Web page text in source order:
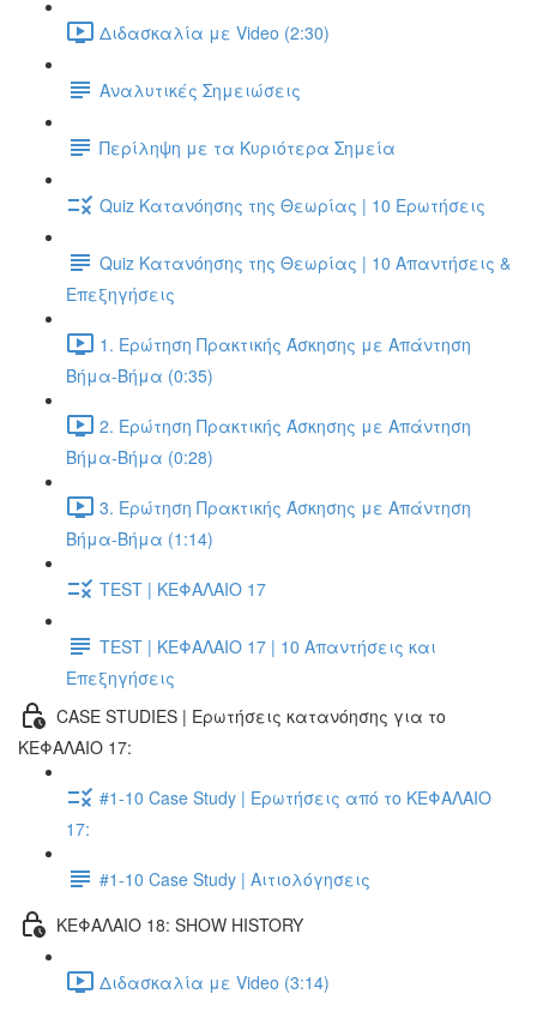
Διδασκαλία με Video (2:30)
Αναλυτικές Σημειώσεις
Περίληψη με τα Κυριότερα Σημεία
Quiz Κατανόησης της Θεωρίας | 10 Ερωτήσεις
Quiz Κατανόησης της Θεωρίας | 10 Απαντήσεις &
Επεξηγήσεις
1. Ερώτηση Πρακτικής Άσκησης με Απάντηση
Βήμα-Βήμα (0:35)
2. Ερώτηση Πρακτικής Άσκησης με Απάντηση
Βήμα-Βήμα (0:28)
3. Ερώτηση Πρακτικής Άσκησης με Απάντηση
Βήμα-Βήμα (1:14)
TEST | ΚΕΦΑΛΑΙΟ 17
TEST | ΚΕΦΑΛΑΙΟ 17 | 10 Απαντήσεις και
Επεξηγήσεις
CASE STUDIES | Ερωτήσεις κατανόησης για το
ΚΕΦΑΛΑΙΟ 17:
#1-10 Case Study | Ερωτήσεις από το ΚΕΦΑΛΑΙΟ
17:
#1-10 Case Study | Αιτιολόγησεις
ΚΕΦΑΛΑΙΟ 18: SHOW HISTORY
Διδασκαλία με Video (3:14)